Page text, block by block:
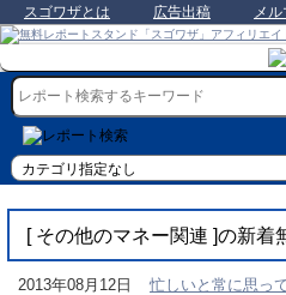
スゴワザとは 広告出稿 メ
[ その他のマネー関連 ]の新着
2013年08月12日 忙しいと常に思っ